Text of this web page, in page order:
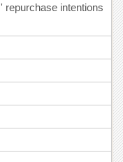
intentions